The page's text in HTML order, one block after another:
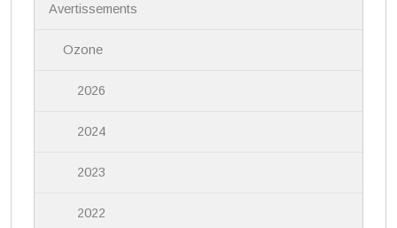
Avertissements
Ozone
2026
2024
2023
2022